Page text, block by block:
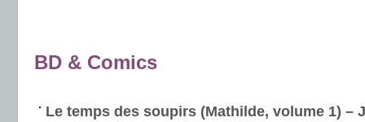
BD & Comics
Le temps des soupirs (Mathilde, volume 1) –